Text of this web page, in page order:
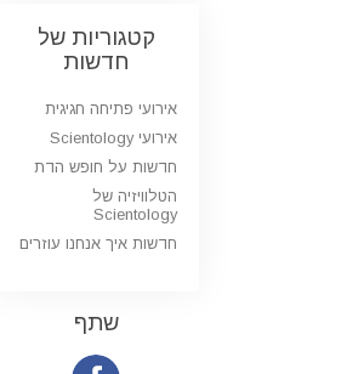
קטגוריות של
חדשות
אירועי פתיחה חגיגית
אירועי Scientology
חדשות על חופש הדת
הטלוויזיה של
Scientology
חדשות איך אנחנו עוזרים
שתף